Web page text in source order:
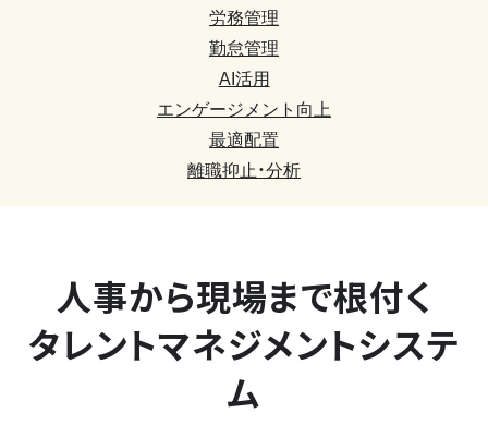
労務管理
勤怠管理
AI活用
エンゲージメント向上
最適配置
離職抑止・分析
人事から現場まで根付く
タレントマネジメントシステ
ム